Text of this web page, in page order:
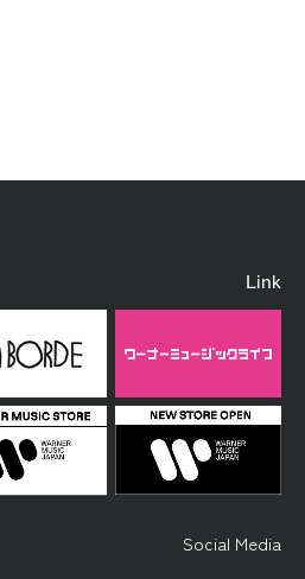
Link
Social Media